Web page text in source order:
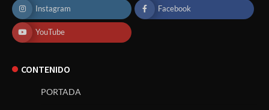
Instagram Facebook
YouTube
CONTENIDO
PORTADA